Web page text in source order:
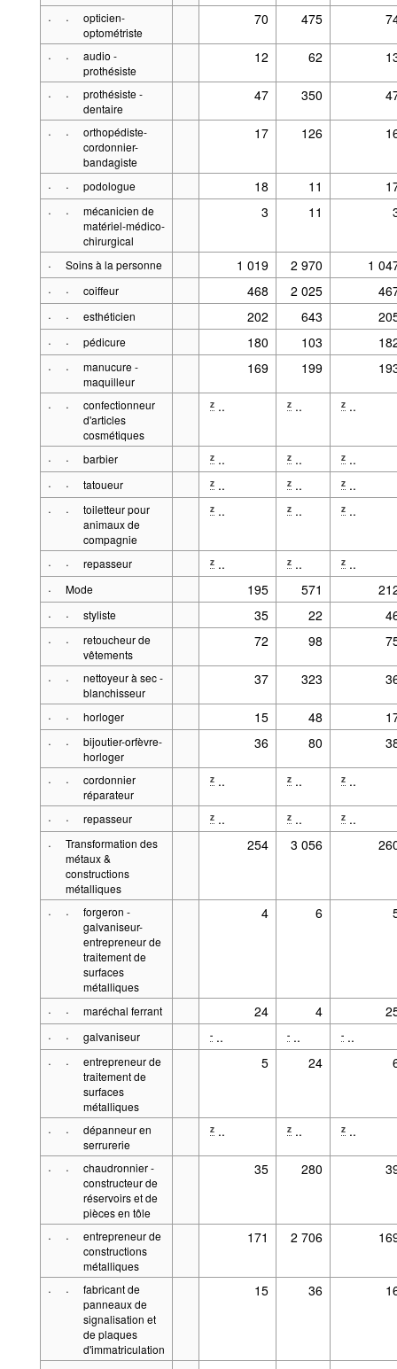
· ·
opticien-
optométriste
70 475
· ·
audio -
prothésiste
12 62
· ·
prothésiste -
dentaire
47 350
· ·
orthopédiste-
cordonnier-
bandagiste
17 126
· · podologue 18 11
· ·
mécanicien de
matériel-médico-
chirurgical
3 11
· Soins à la personne 1 019 2 970
1
· · coiffeur 468 2 025
· · esthéticien 202 643
· · pédicure 180 103
· ·
manucure -
maquilleur
169 199
· ·
confectionneur
d'articles
cosmétiques
z .. z .. z ..
· · barbier z .. z .. z ..
· · tatoueur z .. z .. z ..
· ·
toiletteur pour
animaux de
compagnie
z .. z .. z ..
· · repasseur z .. z .. z ..
·
Mode 195 571
· · styliste 35 22
· ·
retoucheur de
vêtements
72 98
· ·
nettoyeur à sec -
blanchisseur
37 323
· · horloger 15 48
· ·
bijoutier-orfèvre-
horloger
36 80
· ·
cordonnier
réparateur
z .. z .. z ..
· · repasseur z .. z .. z ..
·
Transformation des
métaux &
constructions
métalliques
254 3 056
· ·
forgeron -
galvaniseur-
entrepreneur de
traitement de
surfaces
métalliques
4 6
· · maréchal ferrant 24 4
· · galvaniseur - .. - .. - ..
· ·
entrepreneur de
traitement de
surfaces
métalliques
5 24
· ·
dépanneur en
serrurerie
z .. z .. z ..
· ·
chaudronnier -
constructeur de
réservoirs et de
pièces en tôle
35 280
· ·
entrepreneur de
constructions
métalliques
171 2 706
· ·
fabricant de
panneaux de
signalisation et
de plaques
d'immatriculation
15 36